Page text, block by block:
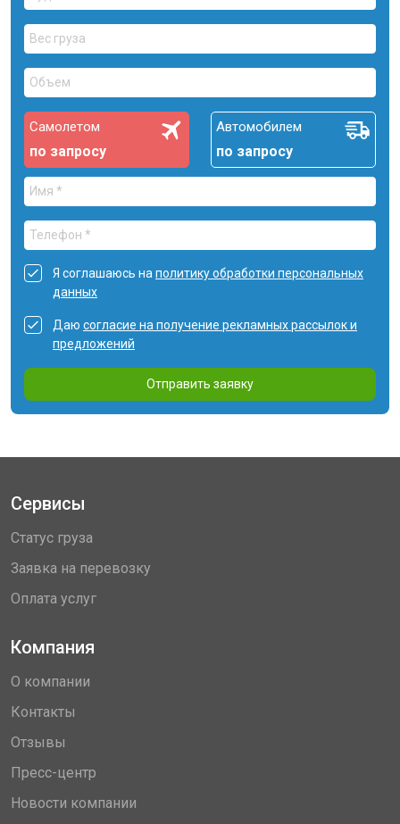
Самолетом
по запросу
Автомобилем
по запросу
Я соглашаюсь на политику обработки персональных
данных
Даю согласие на получение рекламных рассылок и
предложений
Отправить заявку
Сервисы
Статус груза
Заявка на перевозку
Оплата услуг
Компания
О компании
Контакты
Отзывы
Пресс-центр
Новости компании